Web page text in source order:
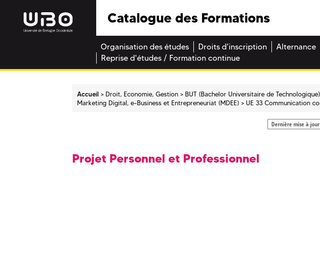
Catalogue des Formations
Organisation des études Droits d'inscription Alternance
Reprise d'études / Formation continue
Accueil Droit, Economie, Gestion BUT (Bachelor Universitaire de Technologique)
Marketing Digital, e-Business et Entrepreneuriat (MDEE)
UE 33 Communication
Dernière mise à
Projet Personnel et Professionnel